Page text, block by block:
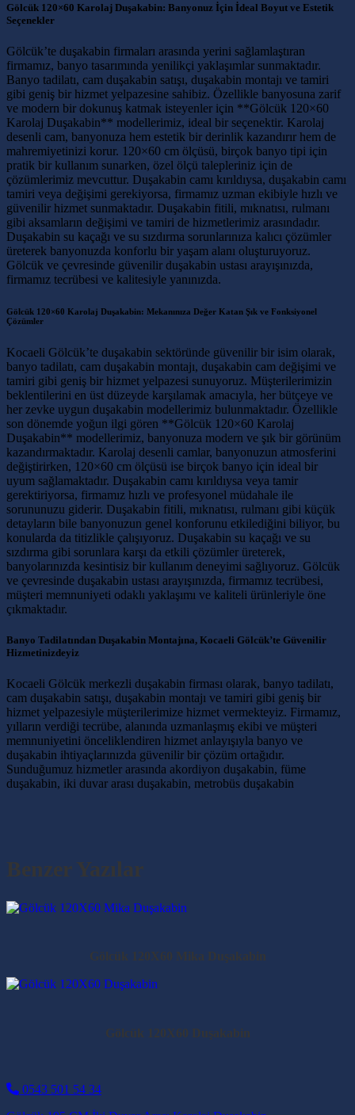
Gölcük 120×60 Karolaj Duşakabin: Banyonuz İçin İdeal Boyut ve Estetik
Seçenekler
Gölcük’te duşakabin firmaları arasında yerini sağlamlaştıran
firmamız, banyo tasarımında yenilikçi yaklaşımlar sunmaktadır.
Banyo tadilatı, cam duşakabin satışı, duşakabin montajı ve tamiri
gibi geniş bir hizmet yelpazesine sahibiz. Özellikle banyosuna zarif
ve modern bir dokunuş katmak isteyenler için **Gölcük 120×60
Karolaj Duşakabin** modellerimiz, ideal bir seçenektir. Karolaj
desenli cam, banyonuza hem estetik bir derinlik kazandırır hem de
mahremiyetinizi korur. 120×60 cm ölçüsü, birçok banyo tipi için
pratik bir kullanım sunarken, özel ölçü talepleriniz için de
çözümlerimiz mevcuttur. Duşakabin camı kırıldıysa, duşakabin camı
tamiri veya değişimi gerekiyorsa, firmamız uzman ekibiyle hızlı ve
güvenilir hizmet sunmaktadır. Duşakabin fitili, mıknatısı, rulmanı
gibi aksamların değişimi ve tamiri de hizmetlerimiz arasındadır.
Duşakabin su kaçağı ve su sızdırma sorunlarınıza kalıcı çözümler
üreterek banyonuzda konforlu bir yaşam alanı oluşturuyoruz.
Gölcük ve çevresinde güvenilir duşakabin ustası arayışınızda,
firmamız tecrübesi ve kalitesiyle yanınızda.
Gölcük 120×60 Karolaj Duşakabin: Mekanınıza Değer Katan Şık ve Fonksiyonel
Çözümler
Kocaeli Gölcük’te duşakabin sektöründe güvenilir bir isim olarak,
banyo tadilatı, cam duşakabin montajı, duşakabin cam değişimi ve
tamiri gibi geniş bir hizmet yelpazesi sunuyoruz. Müşterilerimizin
beklentilerini en üst düzeyde karşılamak amacıyla, her bütçeye ve
her zevke uygun duşakabin modellerimiz bulunmaktadır. Özellikle
son dönemde yoğun ilgi gören **Gölcük 120×60 Karolaj
Duşakabin** modellerimiz, banyonuza modern ve şık bir görünüm
kazandırmaktadır. Karolaj desenli camlar, banyonuzun atmosferini
değiştirirken, 120×60 cm ölçüsü ise birçok banyo için ideal bir
uyum sağlamaktadır. Duşakabin camı kırıldıysa veya tamir
gerektiriyorsa, firmamız hızlı ve profesyonel müdahale ile
sorununuzu giderir. Duşakabin fitili, mıknatısı, rulmanı gibi küçük
detayların bile banyonuzun genel konforunu etkilediğini biliyor, bu
konularda da titizlikle çalışıyoruz. Duşakabin su kaçağı ve su
sızdırma gibi sorunlara karşı da etkili çözümler üreterek,
banyolarınızda kesintisiz bir kullanım deneyimi sağlıyoruz. Gölcük
ve çevresinde duşakabin ustası arayışınızda, firmamız tecrübesi,
müşteri memnuniyeti odaklı yaklaşımı ve kaliteli ürünleriyle öne
çıkmaktadır.
Banyo Tadilatından Duşakabin Montajına, Kocaeli Gölcük’te Güvenilir
Hizmetinizdeyiz
Kocaeli Gölcük merkezli duşakabin firması olarak, banyo tadilatı,
cam duşakabin satışı, duşakabin montajı ve tamiri gibi geniş bir
hizmet yelpazesiyle müşterilerimize hizmet vermekteyiz. Firmamız,
yılların verdiği tecrübe, alanında uzmanlaşmış ekibi ve müşteri
memnuniyetini önceliklendiren hizmet anlayışıyla banyo ve
duşakabin ihtiyaçlarınızda güvenilir bir çözüm ortağıdır.
Sunduğumuz hizmetler arasında akordiyon duşakabin, füme
duşakabin, iki duvar arası duşakabin, metrobüs duşakabin
Benzer Yazılar
Gölcük 120X60 Mika Duşakabin
Gölcük 120X60 Duşakabin
0543 501 54 34